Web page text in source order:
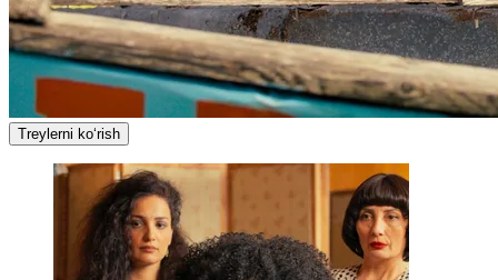
Treylerni ko‘rish